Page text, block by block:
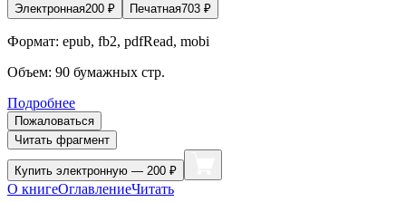
Электронная200 ₽ Печатная703 ₽
Формат: epub, fb2, pdfRead, mobi
Объем: 90 бумажных стр.
Подробнее
Пожаловаться
Читать фрагмент
Купить электронную — 200 ₽
О книгеОглавлениеЧитать